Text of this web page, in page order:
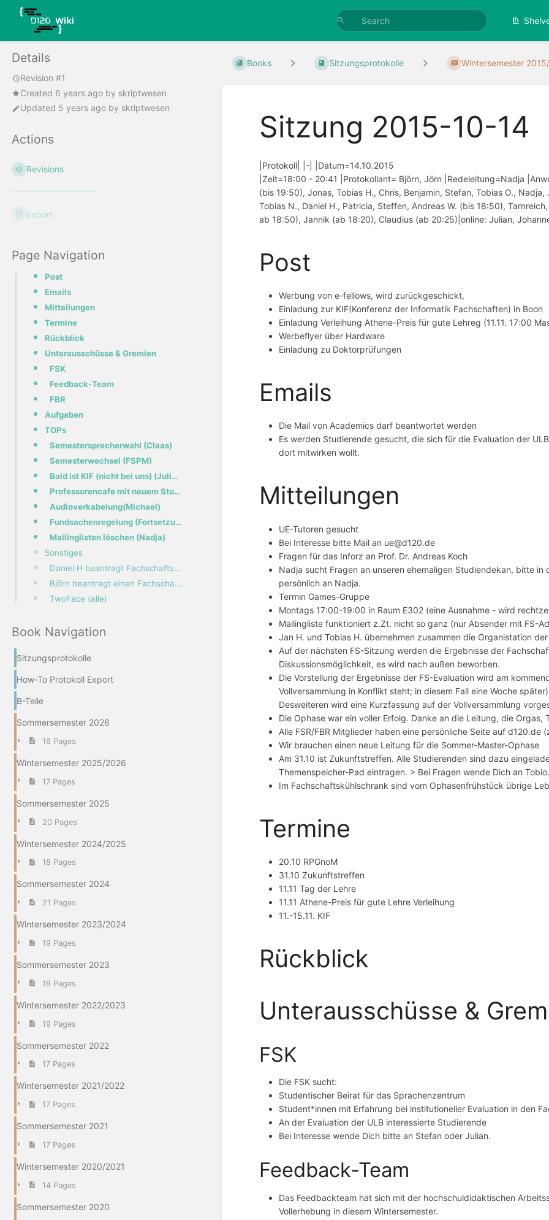
Details
Revision #1
Created 6 years ago by skriptwesen
Updated 5 years ago by skriptwesen
Actions
Revisions
Export
Page Navigation
Post
Emails
Mitteilungen
Termine
Rückblick
Unterausschüsse & Gremien
FSK
Feedback-Team
FBR
Aufgaben
TOPs
Semestersprecherwahl (Claas)
Semesterwechsel (FSPM)
Bald ist KIF (nicht bei uns) (Julius)
Professorencafe mit neuem Studiendekan (Jörn)
Audioverkabelung(Michael)
Fundsachenregelung (Fortsetzung eines TOPs aus dem letzten Semester) (Nadja)
Mailinglisten löschen (Nadja)
Sonstiges
Daniel H beantragt Fachschafts-Schließrechte
Björn beantragt einen Fachschaftsaccount
TwoFace (alle)
Book Navigation
Sitzungsprotokolle
How-To Protokoll Export
B-Teile
Sommersemester 2026
16 Pages
Wintersemester 2025/2026
17 Pages
Sommersemester 2025
20 Pages
Wintersemester 2024/2025
18 Pages
Sommersemester 2024
21 Pages
Wintersemester 2023/2024
19 Pages
Sommersemester 2023
19 Pages
Wintersemester 2022/2023
19 Pages
Sommersemester 2022
17 Pages
Wintersemester 2021/2022
17 Pages
Sommersemester 2021
17 Pages
Wintersemester 2020/2021
14 Pages
Sommersemester 2020
Books Sitzungsprotokolle Wintersemester
Sitzung 2015-10-14
|Protokoll| |-| |Datum=14.10.2015
|Zeit=18:00 - 20:41 |Protokollant= Björn, Jörn |Redeleitung=Nadja
(bis 19:50), Jonas, Tobias H., Chris, Benjamin, Stefan, Tobias O.,
Tobias N., Daniel H., Patricia, Steffen, Andreas W. (bis 18:50),
ab 18:50), Jannik (ab 18:20), Claudius (ab 20:25)|online: Julian,
Post
Werbung von e-fellows, wird zurückgeschickt,
Einladung zur KIF(Konferenz der Informatik Fachschaften) in Boon
Einladung Verleihung Athene-Preis für gute Lehreg (11.11. 17:00
Werbeflyer über Hardware
Einladung zu Doktorprüfungen
Emails
Die Mail von Academics darf beantwortet werden
Es werden Studierende gesucht, die sich für die Evaluation der
dort mitwirken wollt.
Mitteilungen
UE-Tutoren gesucht
Bei Interesse bitte Mail an ue@d120.de
Fragen für das Inforz an Prof. Dr. Andreas Koch
Nadja sucht Fragen an unseren ehemaligen Studiendekan, bitte
persönlich an Nadja.
Termin Games-Gruppe
Montags 17:00-19:00 in Raum E302 (eine Ausnahme - wird
Mailingliste funktioniert z.Zt. nicht so ganz (nur Absender mit FS-
Jan H. und Tobias H. übernehmen zusammen die Organistation
Auf der nächsten FS-Sitzung werden die Ergebnisse der
Diskussionsmöglichkeit, es wird nach außen beworben.
Die Vorstellung der Ergebnisse der FS-Evaluation wird am
Vollversammlung in Konflikt steht; in diesem Fall eine Woche
Desweiteren wird eine Kurzfassung auf der Vollversammlung
Die Ophase war ein voller Erfolg. Danke an die Leitung, die Orgas,
Alle FSR/FBR Mitglieder haben eine persönliche Seite auf d120.de
Wir brauchen einen neue Leitung für die Sommer-Master-Ophase
Am 31.10 ist Zukunftstreffen. Alle Studierenden sind dazu
Themenspeicher-Pad eintragen. > Bei Fragen wende Dich an
Im Fachschaftskühlschrank sind vom Ophasenfrühstück übrige
Termine
20.10 RPGnoM
31.10 Zukunftstreffen
11.11 Tag der Lehre
11.11 Athene-Preis für gute Lehre Verleihung
11.-15.11. KIF
Rückblick
Unterausschüsse &
FSK
Die FSK sucht:
Studentischer Beirat für das Sprachenzentrum
Student*innen mit Erfahrung bei institutioneller Evaluation in den
An der Evaluation der ULB interessierte Studierende
Bei Interesse wende Dich bitte an Stefan oder Julian.
Feedback-Team
Das Feedbackteam hat sich mit der hochschuldidaktischen
Vollerhebung in diesem Wintersemester.